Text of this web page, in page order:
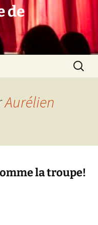
de
Aurélien
la troupe!